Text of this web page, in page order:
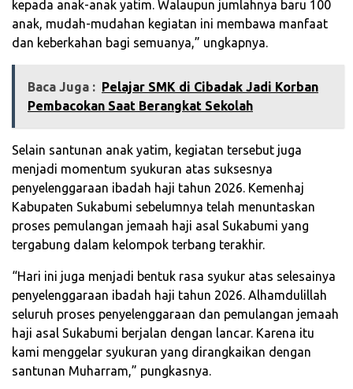
kepada anak-anak yatim. Walaupun jumlahnya baru 100
anak, mudah-mudahan kegiatan ini membawa manfaat
dan keberkahan bagi semuanya,” ungkapnya.
Baca Juga : Pelajar SMK di Cibadak Jadi Korban
Pembacokan Saat Berangkat Sekolah
Selain santunan anak yatim, kegiatan tersebut juga
menjadi momentum syukuran atas suksesnya
penyelenggaraan ibadah haji tahun 2026. Kemenhaj
Kabupaten Sukabumi sebelumnya telah menuntaskan
proses pemulangan jemaah haji asal Sukabumi yang
tergabung dalam kelompok terbang terakhir.
“Hari ini juga menjadi bentuk rasa syukur atas selesainya
penyelenggaraan ibadah haji tahun 2026. Alhamdulillah
seluruh proses penyelenggaraan dan pemulangan jemaah
haji asal Sukabumi berjalan dengan lancar. Karena itu
kami menggelar syukuran yang dirangkaikan dengan
santunan Muharram,” pungkasnya.